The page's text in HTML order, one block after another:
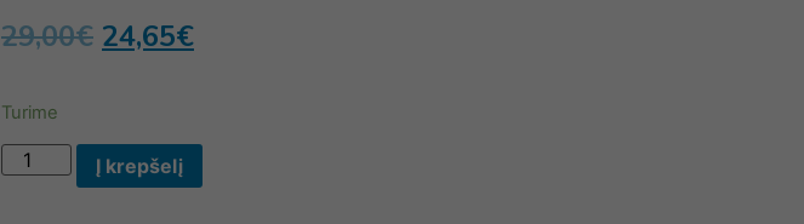
29,00€ 24,65€
Turime
Į krepšelį